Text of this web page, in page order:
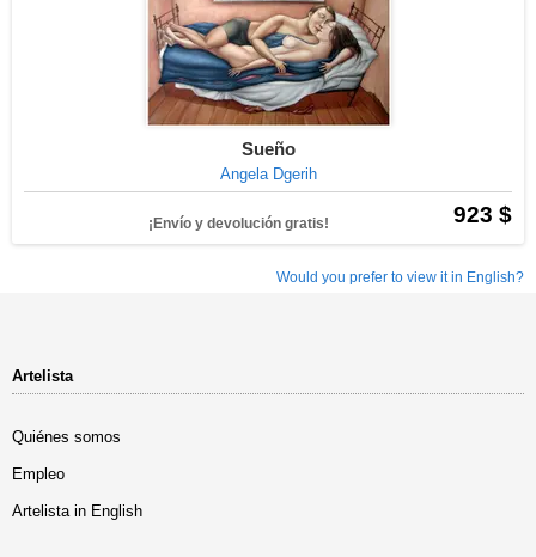
Sueño
Angela Dgerih
923 $
¡Envío y devolución gratis!
Would you prefer to view it in English?
Artelista
Quiénes somos
Empleo
Artelista in English